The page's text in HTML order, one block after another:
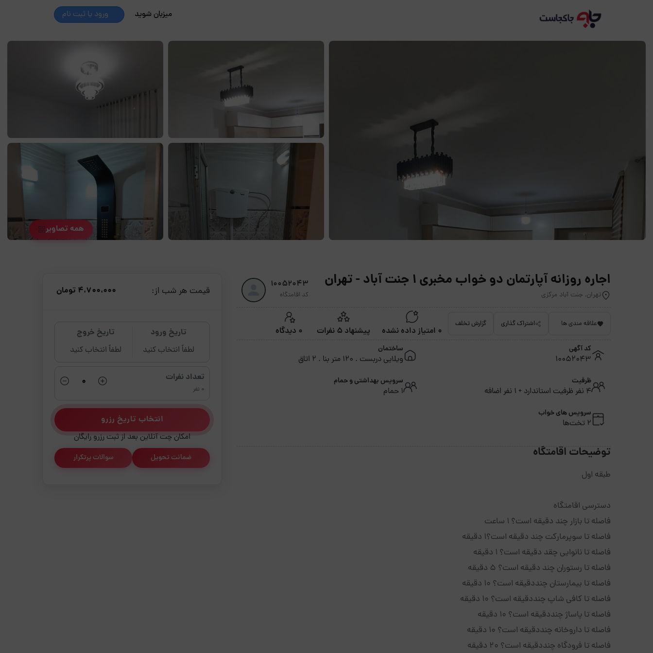
میزبان شوید ورود یا ثبت نام
همه تصاویر
اجاره روزانه آپارتمان دو خواب مخبری 1 جنت آباد - تهران
تهران, جنت آباد مرکزی
10052043
کد اقامتگاه
علاقه مندی ها اشتراک گذاری گزارش تخلف
0 امتیاز داده نشده پیشنهاد 5 نفرات 0 دیدگاه
کد آگهی
10052043
ساختمان
ویلایی دربست . 120 متر بنا . 2 اتاق
ظرفیت
4 نفر ظرفیت استاندارد + 1 نفر اضافه
سرویس بهداشتی و حمام
1 حمام
سرویس های خواب
2 تخت‌ها
توضیحات اقامتگاه
طبقه اول
دسترسی اقامتگاه
فاصله تا بازار چند دقیقه است؟ 1 ساعت
فاصله تا سوپرمارکت چند دقیقه است؟1 دقیقه
فاصله تا نانوایی چقد دقیقه است؟ 1 دقیقه
فاصله تا رستوران چند دقیقه است؟ 5 دقیقه
فاصله تا بیمارستان چنددقیقه است؟ 10 دقیقه
فاصله تا کافی شاپ چنددقیقه است؟ 10 دقیقه
فاصله تا پاساژ چنددقیقه است؟ 10 دقیقه
فاصله تا داروخانه چنددقیقه است؟ 10 دقیقه
فاصله تا فرودگاه چنددقیقه است؟ 20 دقیقه
قیمت هر شب از: 4،700،000 تومان
تاریخ ورود
لطفاً انتخاب کنید
تاریخ خروج
لطفاً انتخاب کنید
تعداد نفرات
0 نفر
انتخاب تاریخ رزرو
امکان چت آنلاین بعد از ثبت رزرو رایگان
ضمانت تحویل سوالات پرتکرار